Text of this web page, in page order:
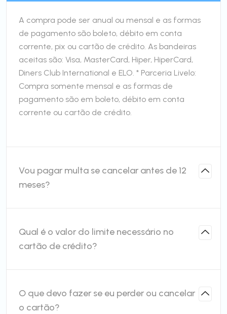
A compra pode ser anual ou mensal e as formas
de pagamento são boleto, débito em conta
corrente, pix ou cartão de crédito. As bandeiras
aceitas são: Visa, MasterCard, Hiper, HiperCard,
Diners Club International e ELO. * Parceria Livelo:
Compra somente mensal e as formas de
pagamento são em boleto, débito em conta
corrente ou cartão de crédito.
Vou pagar multa se cancelar antes de 12
meses?
Qual é o valor do limite necessário no
cartão de crédito?
O que devo fazer se eu perder ou cancelar
o cartão?